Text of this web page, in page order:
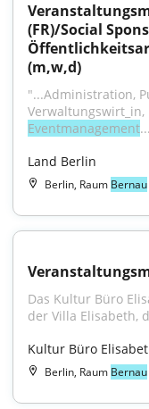
(FR)/Social
(m,w,d)
"...Administration,
Eventmanagement
Land Berlin
Berlin, Raum Bernau
Das Kultur Büro
der Villa Elisabeth,
Kultur Büro
Berlin, Raum Bernau